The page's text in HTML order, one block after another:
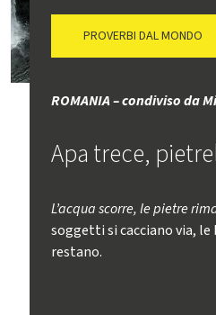
PROVERBI DAL MONDO
ROMANIA – condiviso da
Apa trece,
L’acqua scorre, le pietre
soggetti si cacciano via, le
restano.